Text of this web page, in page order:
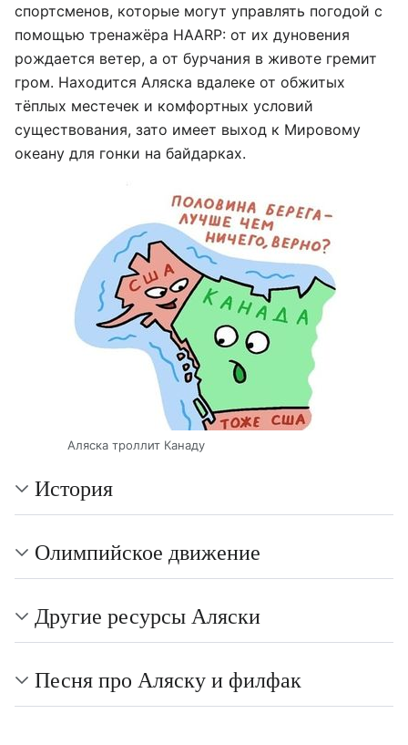
спортсменов, которые могут управлять погодой с
помощью тренажёра HAARP: от их дуновения
рождается ветер, а от бурчания в животе гремит
гром. Находится Аляска вдалеке от обжитых
тёплых местечек и комфортных условий
существования, зато имеет выход к Мировому
океану для гонки на байдарках.
Аляска троллит Канаду
История
Олимпийское движение
Другие ресурсы Аляски
Песня про Аляску и филфак